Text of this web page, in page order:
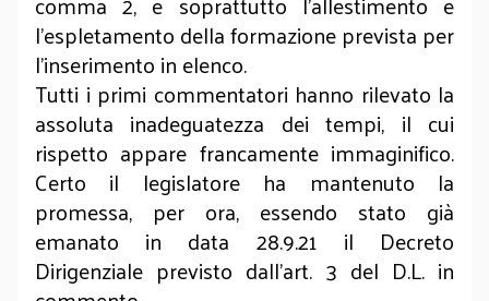
l’espletamento della formazione prevista per
l’inserimento in elenco.
Tutti i primi commentatori hanno rilevato la
assoluta inadeguatezza dei tempi, il cui
rispetto appare francamente immaginifico.
Certo il legislatore ha mantenuto la
promessa, per ora, essendo stato già
emanato in data 28.9.21 il Decreto
Dirigenziale previsto dall’art. 3 del D.L. in